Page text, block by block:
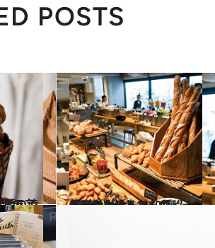
POSTS
2019.11.4
新宿のホテルで40種以上のパンが!! しかもロビーでいただけるなんて
グルメ